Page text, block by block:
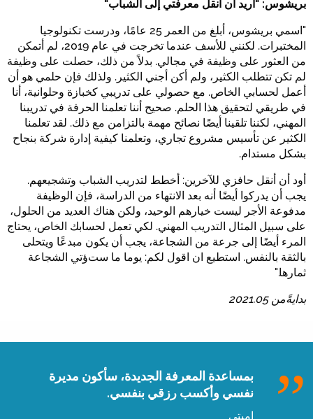
بريشوس: "أريد أن أنقل معرفتي إلى الشباب"
"اسمي بريشوس، أبلغ من العمر
25 عامًا، ودرست تكنولوجيا
المختبرات. لكنني للأسف عندما تخرجت في عام 2019، لم أتمكن
من العثور على وظيفة في مجالي. بدلاً من ذلك، حصلت على وظيفة
لم تكن تتطلب الكثير، ولم أكن أجني الكثير. ولذلك فإن حلمي هو أن
أعمل لحسابي الخاص. مع حصولي على تدريبي كخبازة وحلوانية، أنا
في طريقي لتحقيق هذا الحلم. صحيح أننا تعلمنا الحرفة في تدريبنا
المهني، لكننا تلقينا أيضًا نصائح مهمة بالتزامن مع ذلك. لقد تعلمنا
الكثير عن تأسيس مشروع تجاري، وتعلمنا كيفية إدارة شركة بنجاح
بشكل مستدام.
أود أن أنقل حافزي للآخرين: أخطط لتدريب الشباب وتشجيعهم.
يجب أن يدركوا أيضًا أنه بعد الانتهاء من الدراسة، فإن الوظيفة
مدفوعة الأجر ليست خيارهم الوحيد، ولكن هناك العديد من الحلول،
على سبيل المثال التدريب المهني. لكي تعمل لحسابك الخاص، يحتاج
المرء أيضًا إلى جرعة من الشجاعة، يجب أن يكون مبدعًا ويتحلى
بالثقة بالنفس. استطيع ان اقول لكم: يوما ما ستؤتي الشجاعة
ثمارها."
بدايةًمن2021.05
بمساعدة المعرفة الجديدة، سأكون مديرة
نفسي وأكسب رزقي بنفسي.
إميتي